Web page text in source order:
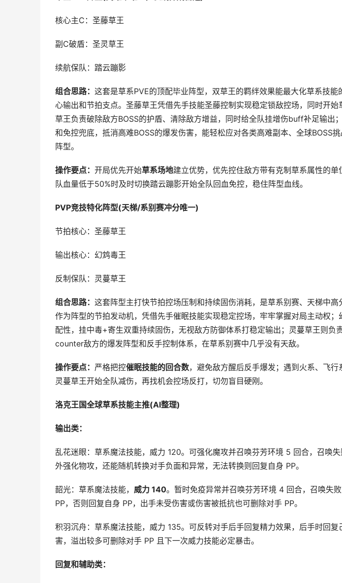
核心主C：圣藤草王
副C破盾：圣灵草王
续航保队：踏云蹦影
组合思路： 这套是草系PVE的顶配毕业阵型，双草王的羁绊效果能最大化草系技能
心输出和节拍支点。圣藤草王凭借先手技能圣藤控制实现稳定锁敌控场，同时开
草王负责破除敌方BOSS的护盾、清除敌方增益，同时给全队挂增伤buff补足输出
和免控兜底，抵消高难BOSS的爆发伤害，能轻松应对各类高难副本、全球BOSS
阵型。
操作要点： 开局优先开始草系场地建立优势，优先控住敌方带有克制草系属性的
队血量低于50%时及时切换踏云蹦影开始全队回血免控，稳住阵型血线。
PVP竞技特化阵型(天梯/系别赛冲分唯一)
节拍核心：圣藤草王
输出核心：幻鸩毒王
反制保队：灵蔓草王
组合思路： 这套阵型主打快节拍控场压制和持续固伤消耗，是草系别赛、天梯中
作为阵型的节拍发动机，凭借先手催眠技能实现稳定控场，牢牢掌握对局主动权
配性，挂中毒+寄生双重持续固伤，无视敌方防御体系打稳定输出；灵蔓草王则负
counter敌方的爆发阵型和反手控制体系，在草系别赛中几乎没有天敌。
操作要点： 严格把控催眠技能的回合数，避免敌方醒后反手爆发；遇到火系、飞
灵蔓草王开始全队减伤，再找机会控场反打，切勿盲目硬刚。
洛克王国全球草系技能主推(AI整理)
输出类：
乱花迷眼：草系魔法技能，威力 120。可强化魔攻并召唤芬芳环境 5 回合，召唤
外强化物攻，还能随机转换对手负面和异常，无法转换则回复自身 PP。
韶光：草系魔法技能， 威力 140。暂时免疫异常并召唤芬芳环境 4 回合，召唤失
PP，否则回复自身 PP，出手未受伤害或伤害被抵抗也可删除对手 PP。
积羽沉舟：草系魔法技能，威力 135。可反转对手后手回复精力效果，后手时回
害，溢出较多可删除对手 PP 且下一次威力技能必定暴击。
回复和辅助类：